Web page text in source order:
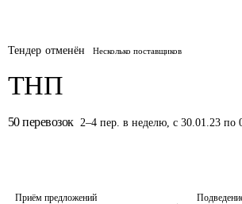
Тендер отменён Несколько поставщиков
ТНП
50 перевозок 2–4 пер. в неделю, с 30.01.23 по
Приём предложений